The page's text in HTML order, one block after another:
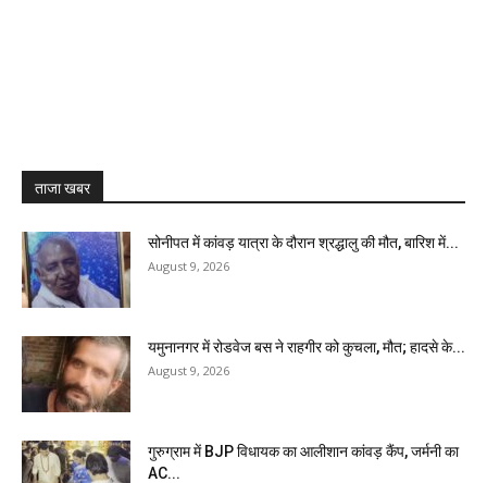
ताजा खबर
सोनीपत में कांवड़ यात्रा के दौरान श्रद्धालु की मौत, बारिश में...
August 9, 2026
यमुनानगर में रोडवेज बस ने राहगीर को कुचला, मौत; हादसे के...
August 9, 2026
गुरुग्राम में BJP विधायक का आलीशान कांवड़ कैंप, जर्मनी का
AC...